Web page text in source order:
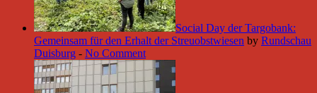
Social Day der Targobank:
Gemeinsam für den Erhalt der Streuobstwiesen by Rundschau
Duisburg - No Comment